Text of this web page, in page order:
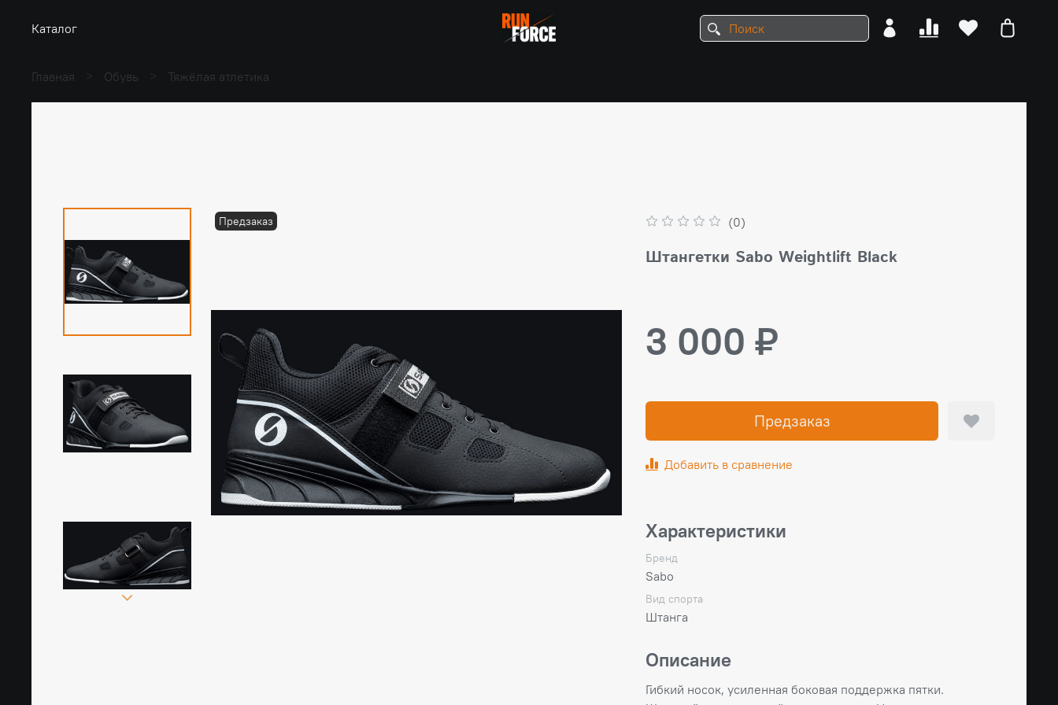
Каталог
Главная Обувь Тяжёлая атлетика
Предзаказ (0)
Штангетки Sabo Weightlift Black
3 000 ₽
Предзаказ
Добавить в сравнение
Характеристики
Бренд
Sabo
Вид спорта
Штанга
Описание
Гибкий носок, усиленная боковая поддержка пятки.